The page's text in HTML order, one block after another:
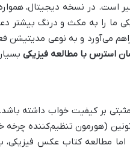
است. در نسخه دیجیتال،
ما را به مکث و درنگ بیشتر
می‌آورد و به نوعی
استرس با مطالعه فیزیکی
مثبتی بر کیفیت خواب داشته
(هورمون تنظیم‌کننده
مطالعه کتاب عکس فیزیکی،